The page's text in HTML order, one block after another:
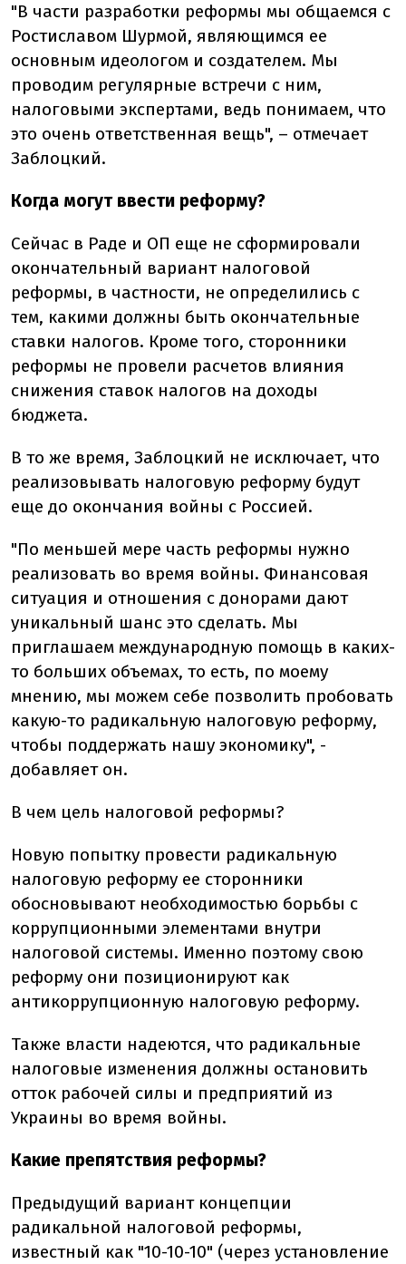
"В части разработки реформы мы общаемся с
Ростиславом Шурмой, являющимся ее
основным идеологом и создателем. Мы
проводим регулярные встречи с ним,
налоговыми экспертами, ведь понимаем, что
это очень ответственная вещь", – отмечает
Заблоцкий.
Когда могут ввести реформу?
Сейчас в Раде и ОП еще не сформировали
окончательный вариант налоговой
реформы, в частности, не определились с
тем, какими должны быть окончательные
ставки налогов. Кроме того, сторонники
реформы не провели расчетов влияния
снижения ставок налогов на доходы
бюджета.
В то же время, Заблоцкий не исключает, что
реализовывать налоговую реформу будут
еще до окончания войны с Россией.
"По меньшей мере часть реформы нужно
реализовать во время войны. Финансовая
ситуация и отношения с донорами дают
уникальный шанс это сделать. Мы
приглашаем международную помощь в каких-
то больших объемах, то есть, по моему
мнению, мы можем себе позволить пробовать
какую-то радикальную налоговую реформу,
чтобы поддержать нашу экономику", -
добавляет он.
В чем цель налоговой реформы?
Новую попытку провести радикальную
налоговую реформу ее сторонники
обосновывают необходимостью борьбы с
коррупционными элементами внутри
налоговой системы. Именно поэтому свою
реформу они позиционируют как
антикоррупционную налоговую реформу.
Также власти надеются, что радикальные
налоговые изменения должны остановить
отток рабочей силы и предприятий из
Украины во время войны.
Какие препятствия реформы?
Предыдущий вариант концепции
радикальной налоговой реформы,
известный как "10-10-10" (через установление